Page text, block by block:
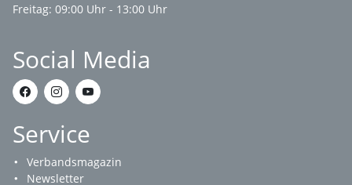
Freitag: 09:00 Uhr - 13:00 Uhr
Social Media
Service
Verbandsmagazin
Newsletter